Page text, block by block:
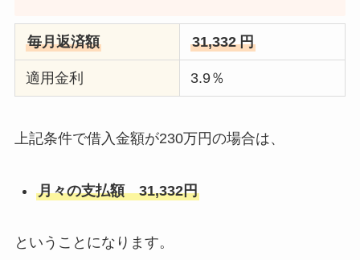
毎月返済額 31,332 円
適用金利 3.9％
上記条件で借入金額が230万円の場合は、
月々の支払額 31,332円
ということになります。